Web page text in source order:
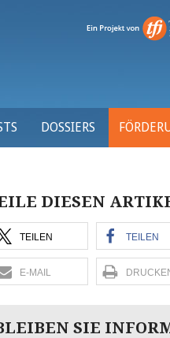
DOSSIERS
DIESEN
TEILEN TEILEN
E-MAIL
SIE